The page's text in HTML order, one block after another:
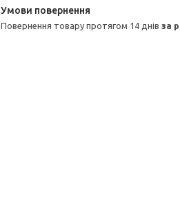
повернення товару протягом 14 днів за